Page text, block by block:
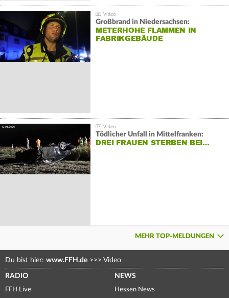
Großbrand in Niedersachsen:
METERHOHE FLAMMEN IN
FABRIKGEBÄUDE
Tödlicher Unfall in Mittelfranken:
DREI FRAUEN STERBEN BEI…
MEHR TOP-MELDUNGEN
Du bist hier: www.FFH.de >>> Video
RADIO
FFH Live
NEWS
Hessen News